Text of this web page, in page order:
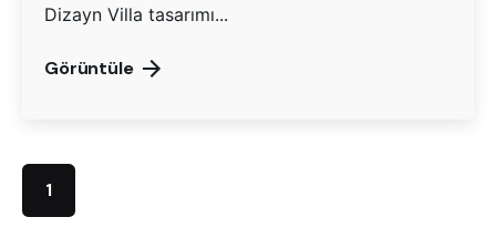
Dizayn Villa tasarımı...
Görüntüle
1